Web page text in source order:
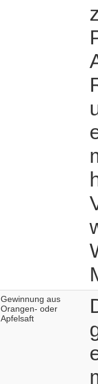
Gewinnung aus
Orangen- oder
Apfelsaft